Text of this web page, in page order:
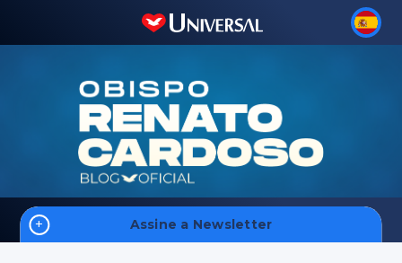
Assine a Newsletter